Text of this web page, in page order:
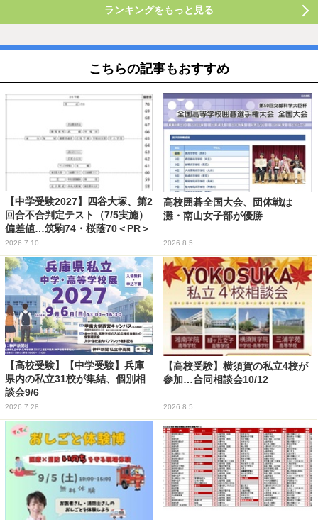
ランキングをもっと見る
こちらの記事もおすすめ
【中学受験2027】四谷大塚、第2
回合不合判定テスト（7/5実施）
偏差値…筑駒74・桜蔭70＜PR＞
2026.7.10
高校囲碁全国大会、団体戦は
灘・南山女子部が優勝
2026.8.5
【高校受験】【中学受験】兵庫
県内の私立31校が集結、個別相
談会9/6
2026.7.28
【高校受験】横須賀の私立4校が
参加…合同相談会10/12
2026.8.5